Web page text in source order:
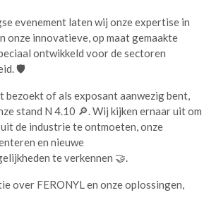
evenement laten wij onze expertise in
onze innovatieve, op maat gemaakte
ontwikkeld voor de sectoren
🛡️
bezoekt of als exposant aanwezig bent,
stand N 4.10 🔎. Wij kijken ernaar uit om
de industrie te ontmoeten, onze
en nieuwe
te verkennen 🤝.
over FERONYL en onze oplossingen,